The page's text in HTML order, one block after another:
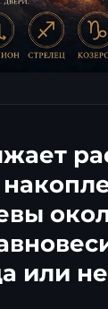
или